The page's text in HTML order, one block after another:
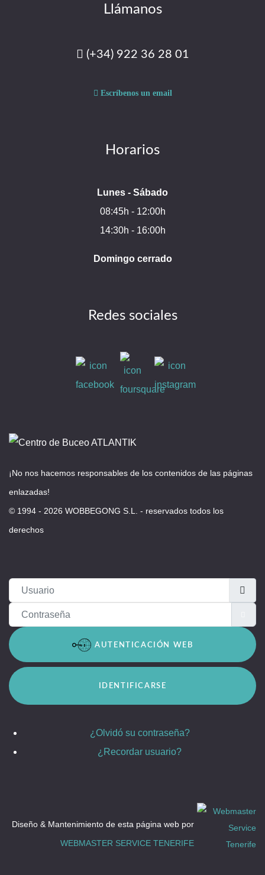
Llámanos
(+34) 922 36 28 01
Escríbenos un email
Horarios
Lunes - Sábado
08:45h - 12:00h
14:30h - 16:00h
Domingo cerrado
Redes sociales
¡No nos hacemos responsables de los contenidos de las páginas
enlazadas!
© 1994 - 2026 WOBBEGONG S.L. - reservados todos los
derechos
Usuario
Contraseña
AUTENTICACIÓN WEB
IDENTIFICARSE
¿Olvidó su contraseña?
¿Recordar usuario?
Diseño & Mantenimiento de esta página web por
WEBMASTER SERVICE TENERIFE